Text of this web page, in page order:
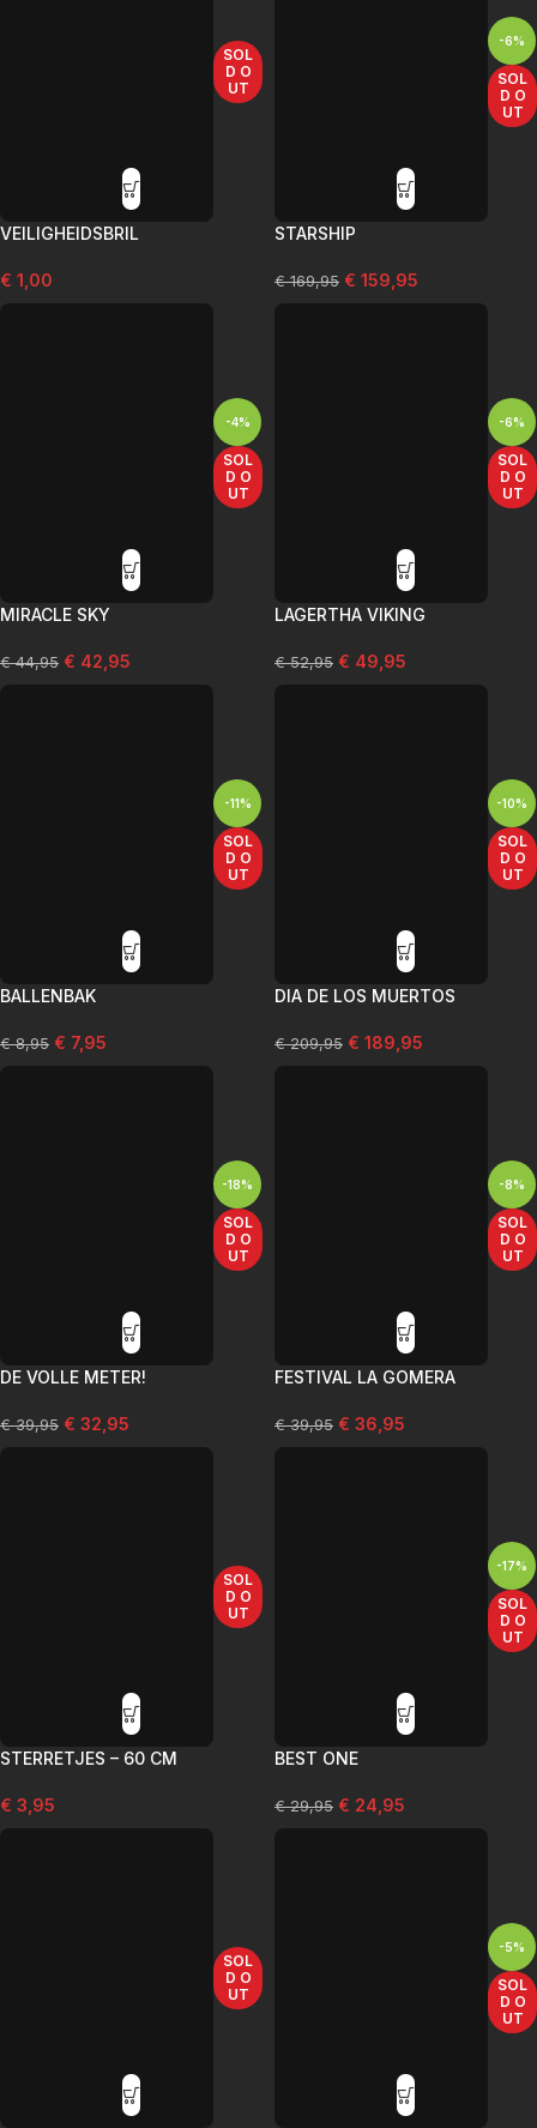
SOL
D O
UT
VEILIGHEIDSBRIL
€ 1,00
-6%
SOL
D O
UT
STARSHIP
€169,95 € 159,95
-4%
SOL
D O
UT
MIRACLE SKY
€44,95 € 42,95
-6%
SOL
D O
UT
LAGERTHA VIKING
€52,95 € 49,95
-11%
SOL
D O
UT
BALLENBAK
€8,95 € 7,95
-10%
SOL
D O
UT
DIA DE LOS MUERTOS
€209,95 € 189,95
-18%
SOL
D O
UT
DE VOLLE METER!
€39,95 € 32,95
-8%
SOL
D O
UT
FESTIVAL LA GOMERA
€39,95 € 36,95
SOL
D O
UT
STERRETJES – 60 CM
€ 3,95
-17%
SOL
D O
UT
BEST ONE
€29,95 € 24,95
SOL
D O
UT
-5%
SOL
D O
UT